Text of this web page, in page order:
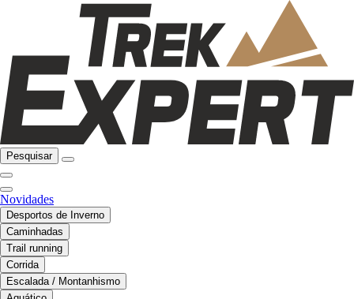
Pesquisar
Novidades
Desportos de Inverno
Caminhadas
Trail running
Corrida
Escalada / Montanhismo